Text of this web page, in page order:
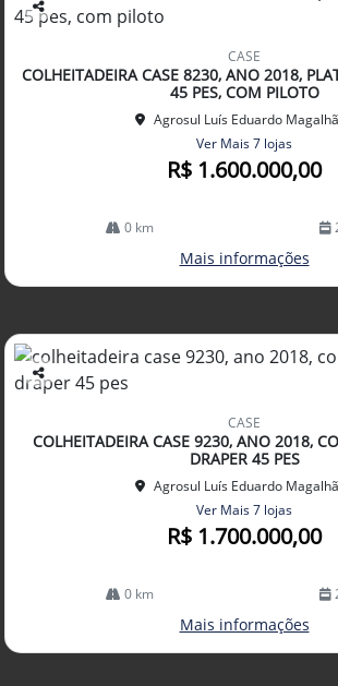
Co
arti
lhe
CASE
COLHEITADEIRA CASE 8230, ANO 2018,
45 PES, COM PILOTO
Agrosul Luís Eduardo
Ver Mais 7 lojas
R$ 1.600.000,00
0 km
Mais informações
Co
arti
lhe
CASE
COLHEITADEIRA CASE 9230, ANO 2018,
DRAPER 45 PES
Agrosul Luís Eduardo
Ver Mais 7 lojas
R$ 1.700.000,00
0 km
Mais informações